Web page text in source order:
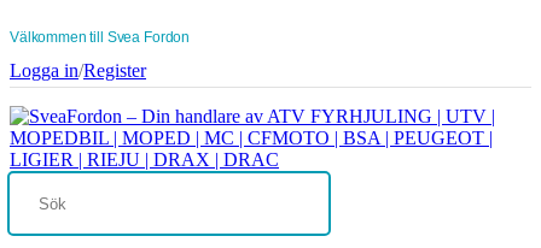
Välkommen till Svea Fordon
Logga in/Register